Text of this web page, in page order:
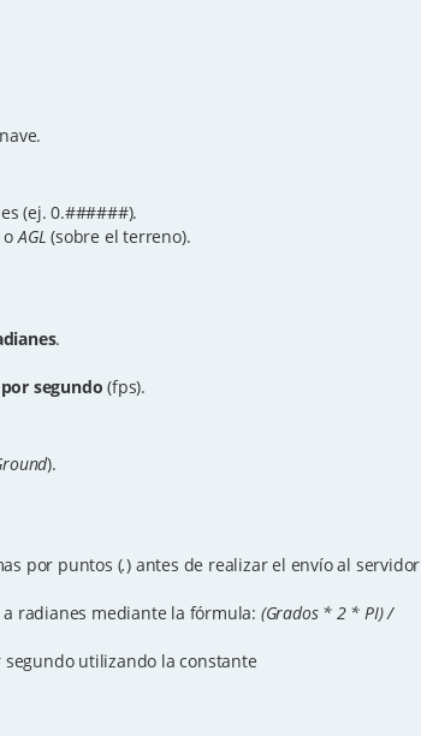
(ej. 0.######).
oAGL (sobre el terreno).
.
segundo (fps).
).
por puntos (.) antes de realizar el envío al servidor
a radianes mediante la fórmula: (Grados * 2 * PI) /
utilizando la constante